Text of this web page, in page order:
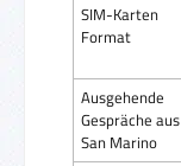
SIM-Karten
Format
Ausgehende
Gespräche aus
San Marino